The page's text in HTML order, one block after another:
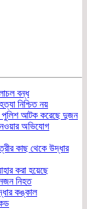
বন্ধ
নিশ্চিত নয়
পুলিশ আটক করেছে দুজন
অভিযোগ
কাছ থেকে উদ্ধার
করা হয়েছে
নিহত
কঙ্কাল